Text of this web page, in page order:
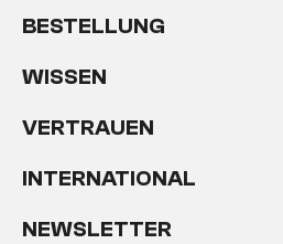
BESTELLUNG
WISSEN
VERTRAUEN
INTERNATIONAL
NEWSLETTER